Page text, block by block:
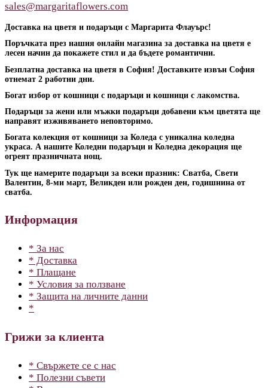
sales@margaritaflowers.com
Доставка на цветя и подаръци с Маргарита Флауърс!
Поръчката през нашия онлайн магазина за доставка на цветя е
лесен начин да покажете стил и да бъдете романтични.
Безплатна доставка на цветя в София! Доставките извън София
отнемат 2 работни дни.
Богат избор от кошници с подаръци и кошници с лакомства.
Подаръци за жени или мъжки подаръци добавени към цветята ще
направят изживяването неповторимо.
Богата колекция от кошници за Коледа с уникална коледна
украса. А нашите Коледни подаръци и Коледна декорация ще
огреят празничната нощ.
Тук ще намерите подаръци за всеки празник: Сватба, Свети
Валентин, 8-ми март, Великден или рожден ден, годишнина от
сватба.
Информация
* За нас
* Доставка
* Плащане
* Условия за ползване
* Защита на личните данни
*
Грижи за клиента
* Свържете се с нас
* Полезни съвети